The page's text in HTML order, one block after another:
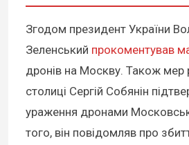
Згодом президент України
Зеленський прокоментував
дронів на Москву. Також мер
столиці Сергій Собянін
ураження дронами
того, він повідомляв про